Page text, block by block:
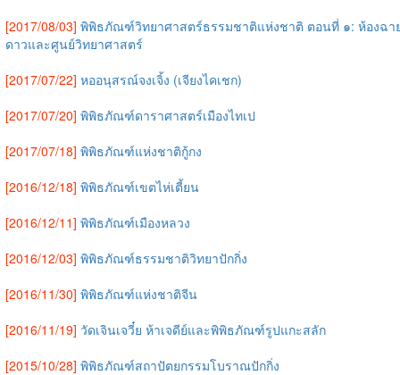
[2017/08/03] พิพิธภัณฑ์วิทยาศาสตร์ธรรมชาติแห่งชาติ ตอนที่ ๑: ห้องฉา
ดาวและศูนย์วิทยาศาสตร์
[2017/07/22] หออนุสรณ์จงเจิ้ง (เจียงไคเชก)
[2017/07/20] พิพิธภัณฑ์ดาราศาสตร์เมืองไทเป
[2017/07/18] พิพิธภัณฑ์แห่งชาติกู้กง
[2016/12/18] พิพิธภัณฑ์เขตไห่เตี้ยน
[2016/12/11] พิพิธภัณฑ์เมืองหลวง
[2016/12/03] พิพิธภัณฑ์ธรรมชาติวิทยาปักกิ่ง
[2016/11/30] พิพิธภัณฑ์แห่งชาติจีน
[2016/11/19] วัดเจินเจวี๋ย ห้าเจดีย์และพิพิธภัณฑ์รูปแกะสลัก
[2015/10/28] พิพิธภัณฑ์สถาปัตยกรรมโบราณปักกิ่ง